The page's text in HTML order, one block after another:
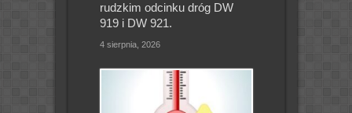
rudzkim odcinku dróg DW
919 i DW 921.
4 sierpnia, 2026